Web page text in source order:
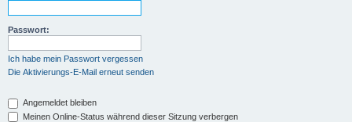
Passwort:
Ich habe mein Passwort vergessen
Die Aktivierungs-E-Mail erneut senden
Angemeldet bleiben
Meinen Online-Status während dieser Sitzung verbergen